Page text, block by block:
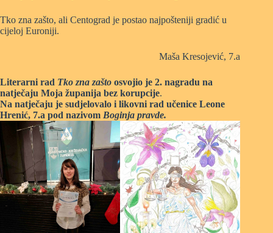
Tko zna zašto, ali Centograd je postao najpošteniji gradić u
cijeloj Euroniji.
Maša Kresojević, 7.a
Literarni rad Tko zna zašto osvojio je 2. nagradu na
natječaju Moja županija bez korupcije.
Na natječaju je sudjelovalo i likovni rad učenice Leone
Hrenić, 7.a pod nazivom Boginja pravde.